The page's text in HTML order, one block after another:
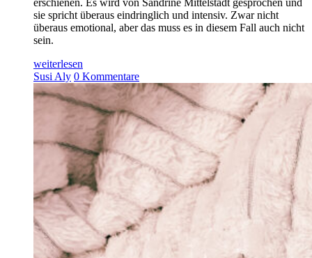
erschienen. Es wird von Sandrine Mittelstädt gesprochen und
sie spricht überaus eindringlich und intensiv. Zwar nicht
überaus emotional, aber das muss es in diesem Fall auch nicht
sein.
weiterlesen
Susi Aly 0 Kommentare